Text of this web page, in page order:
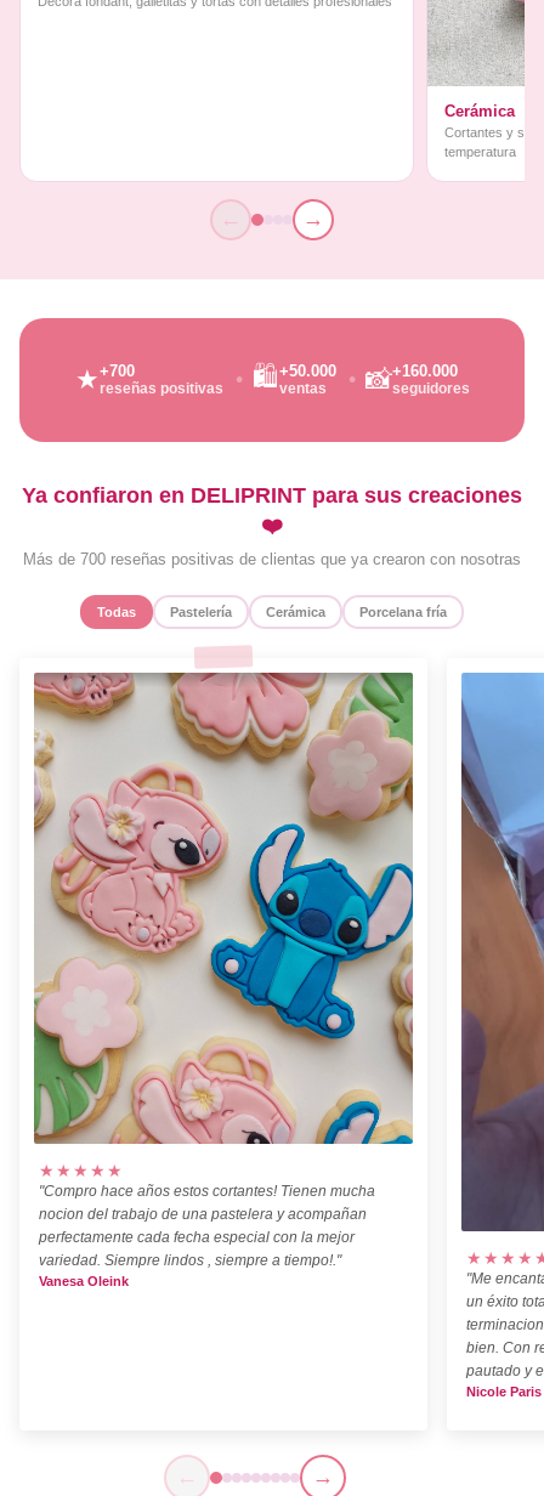
Cerámica
Cortantes y
temperatura
← →
★+700
reseñas positivas 🛍️+50.000
ventas 📸+160.000
seguidores
Ya confiaron en DELIPRINT para sus creaciones
❤️
Más de 700 reseñas positivas de clientas que ya crearon con nosotras
Todas Pastelería Cerámica Porcelana fría
★★★★★
"Compro hace años estos cortantes! Tienen mucha
nocion del trabajo de una pastelera y acompañan
perfectamente cada fecha especial con la mejor
variedad. Siempre lindos , siempre a tiempo!."
Vanesa Oleink
"Me
un éxito
bien. Con
pautado y
Nicole Paris
← →